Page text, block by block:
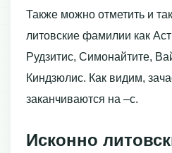
Также можно отметить и
литовские фамилии как
Рудзитис, Симонайтите,
Киндзюлис. Как видим,
заканчиваются на –с.
Исконно